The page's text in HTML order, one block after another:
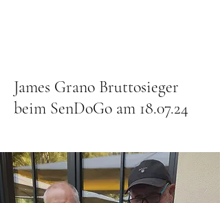
James Grano Bruttosieger
beim SenDoGo am 18.07.24